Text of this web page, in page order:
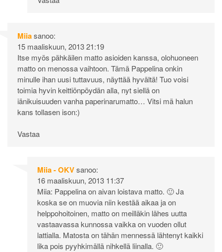
Miiasanoo:
15 maaliskuun, 2013 21:19
Itse myös pähkäilen matto asioiden kanssa, olohuoneen
matto on menossa vaihtoon. Tämä Pappelina onkin
minulle ihan uusi tuttavuus, näyttää hyvältä! Tuo voisi
toimia hyvin keittiönpöydän alla, nyt siellä on
iänikuisuuden vanha paperinarumatto… Vitsi mä halun
kans tollasen ison:)
Vastaa
Miia - OKVsanoo:
16 maaliskuun, 2013 11:37
Miia: Pappelina on aivan loistava matto. 🙂 Ja
koska se on muovia niin kestää aikaa ja on
helppohoitoinen, matto on meilläkin lähes uutta
vastaavassa kunnossa vaikka on vuoden ollut
lattialla. Matosta on tähän mennessä lähtenyt kaikki
lika pois pyyhkimällä nihkellä liinalla. 🙂